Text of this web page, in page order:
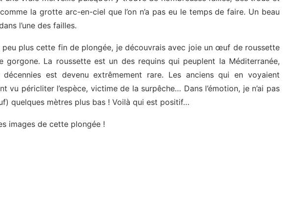
la grotte arc-en-ciel que l’on n’a pas eu le temps de faire. Un beau
l’une des failles.
peu plus cette fin de plongée, je découvrais avec joie un œuf de roussette
gorgone. La roussette est un des requins qui peuplent la Méditerranée,
est devenu extrêmement rare. Les anciens qui en voyaient
vu péricliter l’espèce, victime de la surpêche… Dans l’émotion, je n’ai pas
quelques mètres plus bas ! Voilà qui est positif…
images de cette plongée !